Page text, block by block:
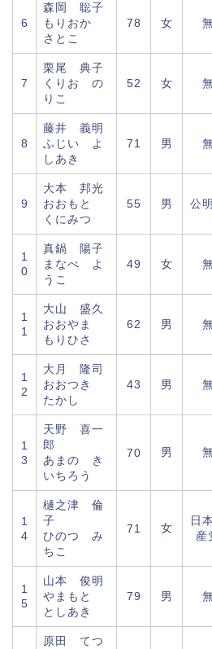
6
森岡 聡子
もりおか
さとこ
78 女
7
栗尾 典子
くりお の
りこ
52 女
8
藤井 義明
ふじい よ
しあき
71 男
9
大本 邦光
おおもと
くにみつ
55 男 公
1
0
真鍋 陽子
まなべ よ
うこ
49 女
1
1
大山 盛久
おおやま
もりひさ
62 男
1
2
大月 隆司
おおつき
たかし
43 男
1
3
天野 喜一
郎
あまの き
いちろう
70 男
1
4
樋之津 倫
子
ひのつ み
ちこ
71 女
日
産
1
5
山本 俊明
やまもと
としあき
79 男
原田 てつ